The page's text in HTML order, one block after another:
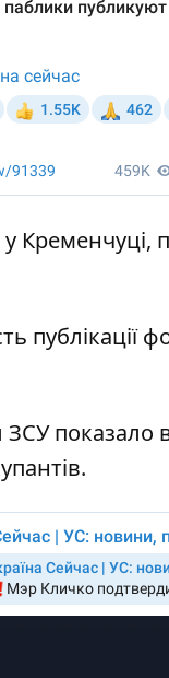
Кременчуці,
публікації
показало